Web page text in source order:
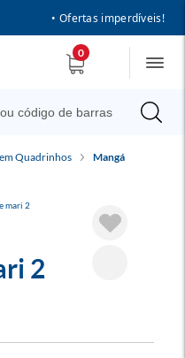
• Ofertas imperdíveis!
0
Quadrinhos Mangá
2